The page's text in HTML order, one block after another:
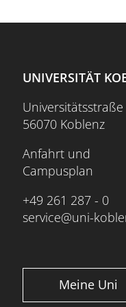
UNIVERSITÄT
Universitätsstraße
56070 Koblenz
Anfahrt und
Campusplan
+49 261 287 - 0
service@uni-
Meine Uni